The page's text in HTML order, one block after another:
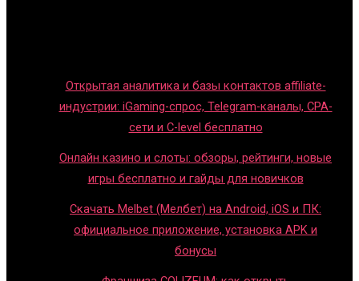
Открытая аналитика и базы контактов affiliate-
индустрии: iGaming-спрос, Telegram-каналы, CPA-
сети и C-level бесплатно
Онлайн казино и слоты: обзоры, рейтинги, новые
игры бесплатно и гайды для новичков
Скачать Melbet (Мелбет) на Android, iOS и ПК:
официальное приложение, установка APK и
бонусы